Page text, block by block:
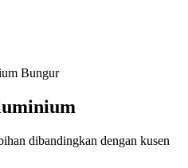
Bungur
dibandingkan dengan kusen